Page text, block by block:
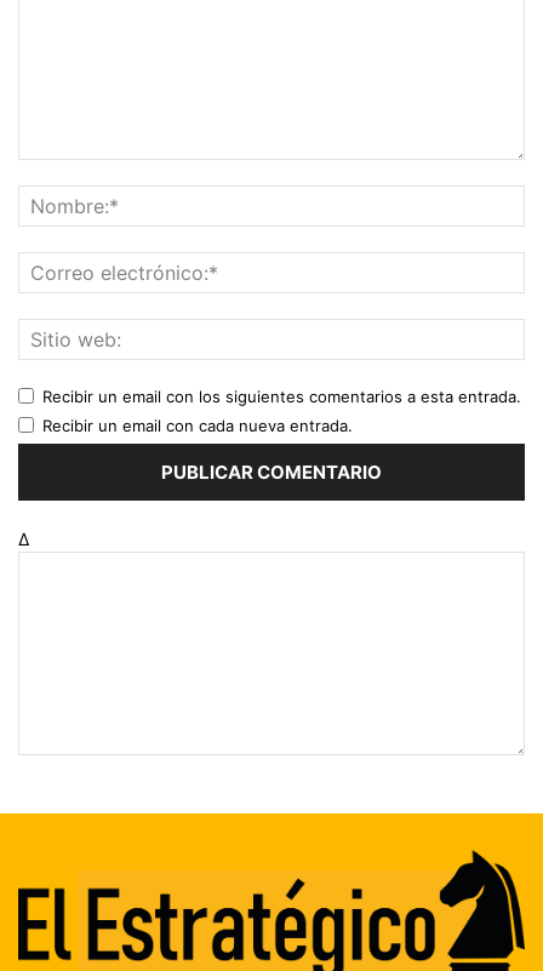
Recibir un email con los siguientes comentarios a esta entrada.
Recibir un email con cada nueva entrada.
Δ